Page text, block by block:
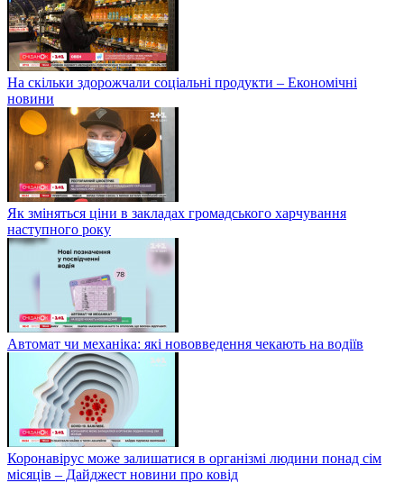
На скільки здорожчали соціальні продукти – Економічні
новини
Як зміняться ціни в закладах громадського харчування
наступного року
Автомат чи механіка: які нововведення чекають на водіїв
Коронавірус може залишатися в організмі людини понад сім
місяців – Дайджест новини про ковід